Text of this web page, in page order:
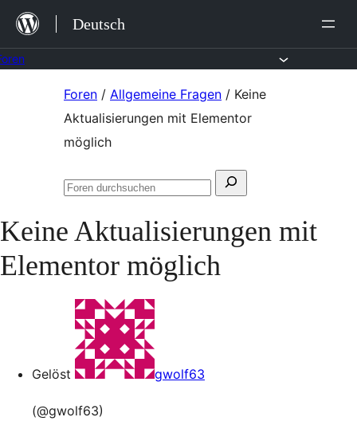
Zum
Inhalt
springen
Deutsch
Foren / Allgemeine Fragen / Keine
Aktualisierungen mit Elementor
möglich
Suchen
Foren
Keine Aktualisierungen mit
Elementor möglich
Gelöst gwolf63
(@gwolf63)